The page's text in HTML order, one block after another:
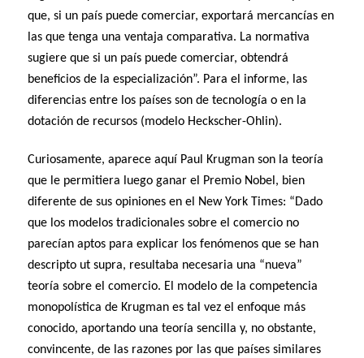
que, si un país puede comerciar, exportará mercancías en
las que tenga una ventaja comparativa. La normativa
sugiere que si un país puede comerciar, obtendrá
beneficios de la especialización”. Para el informe, las
diferencias entre los países son de tecnología o en la
dotación de recursos (modelo Heckscher-Ohlin).
Curiosamente, aparece aquí Paul Krugman son la teoría
que le permitiera luego ganar el Premio Nobel, bien
diferente de sus opiniones en el New York Times: “Dado
que los modelos tradicionales sobre el comercio no
parecían aptos para explicar los fenómenos que se han
descripto ut supra, resultaba necesaria una “nueva”
teoría sobre el comercio. El modelo de la competencia
monopolística de Krugman es tal vez el enfoque más
conocido, aportando una teoría sencilla y, no obstante,
convincente, de las razones por las que países similares